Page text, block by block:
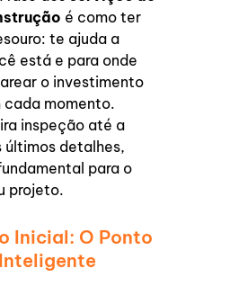
é como ter
te ajuda a
está e para onde
o investimento
cada momento.
inspeção até a
últimos detalhes,
para o
projeto.
Inicial: O Ponto